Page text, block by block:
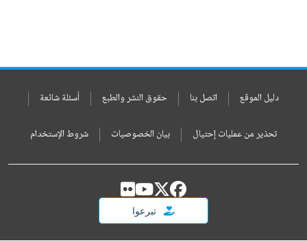
دليل الموقع اتصل بنا حقوق النشر والطبع أسئلة شائعة
تحذير من عمليات إحتيال بيان الخصوصيات شروط الإستخدام
تبرعوا